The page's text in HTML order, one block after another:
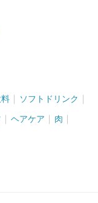
ソフトドリンク
ヘアケア 肉